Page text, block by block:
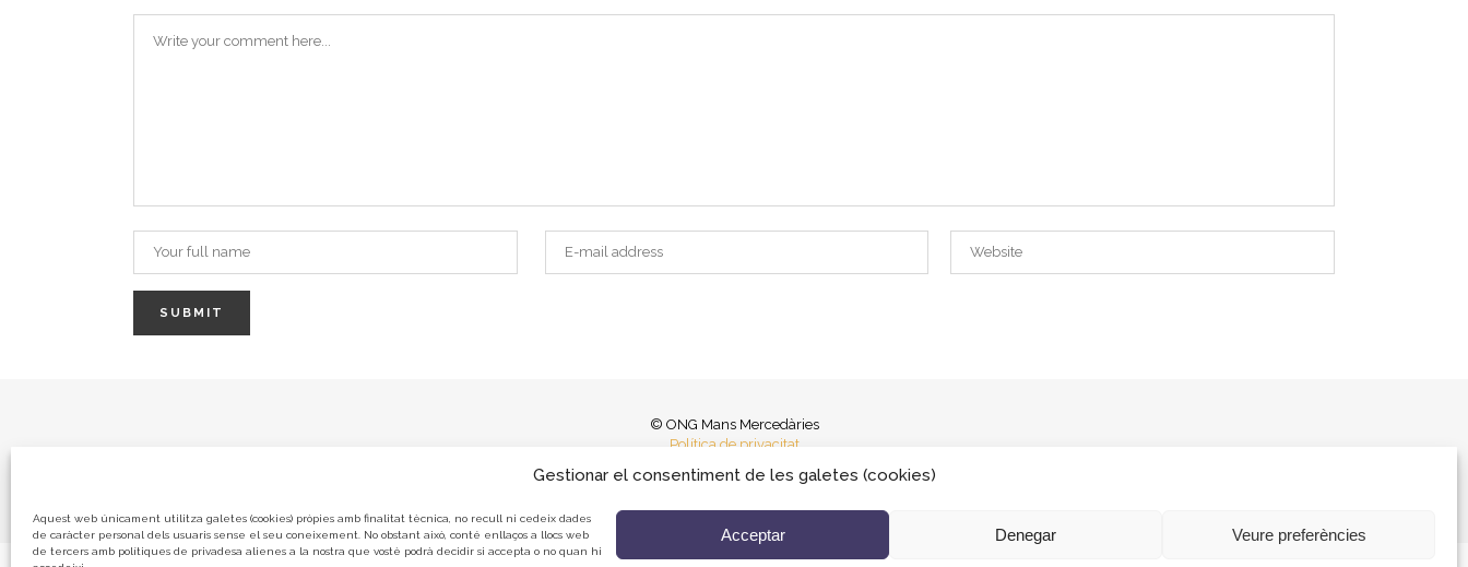
Gestionar el consentiment de les galetes (cookies)
Aquest web únicament utilitza galetes (cookies) pròpies amb finalitat tècnica, no recull ni cedeix dades
de caràcter personal dels usuaris sense el seu coneixement.
No obstant això, conté enllaços a llocs web
de tercers amb polítiques de privadesa alienes a la nostra que vostè podrà decidir si accepta o no quan hi
Acceptar Denegar Veure preferències
© ONG Mans Mercedàries
Política de privacitat
Avís Legal